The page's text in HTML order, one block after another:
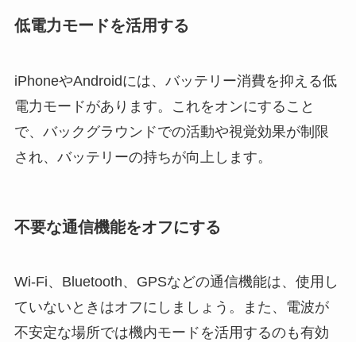
低電力モードを活用する
iPhoneやAndroidには、バッテリー消費を抑える低
電力モードがあります。これをオンにすること
で、バックグラウンドでの活動や視覚効果が制限
され、バッテリーの持ちが向上します。
不要な通信機能をオフにする
Wi-Fi、Bluetooth、GPSなどの通信機能は、使用し
ていないときはオフにしましょう。また、電波が
不安定な場所では機内モードを活用するのも有効